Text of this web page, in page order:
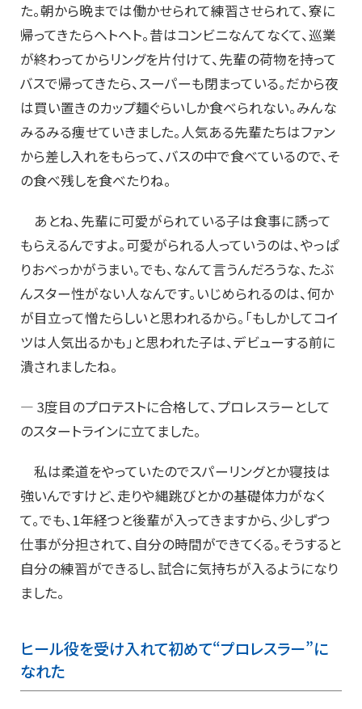
た。朝から晩までは働かせられて練習させられて、寮に
帰ってきたらヘトヘト。昔はコンビニなんてなくて、巡業
が終わってからリングを片付けて、先輩の荷物を持って
バスで帰ってきたら、スーパーも閉まっている。だから夜
は買い置きのカップ麺ぐらいしか食べられない。みんな
みるみる痩せていきました。人気ある先輩たちはファン
から差し入れをもらって、バスの中で食べているので、そ
の食べ残しを食べたりね。
あとね、先輩に可愛がられている子は食事に誘って
もらえるんですよ。可愛がられる人っていうのは、やっぱ
りおべっかがうまい。でも、なんて言うんだろうな、たぶ
んスター性がない人なんです。いじめられるのは、何か
が目立って憎たらしいと思われるから。「もしかしてコイ
ツは人気出るかも」と思われた子は、デビューする前に
潰されましたね。
― 3度目のプロテストに合格して、プロレスラーとして
のスタートラインに立てました。
私は柔道をやっていたのでスパーリングとか寝技は
強いんですけど、走りや縄跳びとかの基礎体力がなく
て。でも、1年経つと後輩が入ってきますから、少しずつ
仕事が分担されて、自分の時間ができてくる。そうすると
自分の練習ができるし、試合に気持ちが入るようになり
ました。
ヒール役を受け入れて初めて“プロレスラー”に
なれた